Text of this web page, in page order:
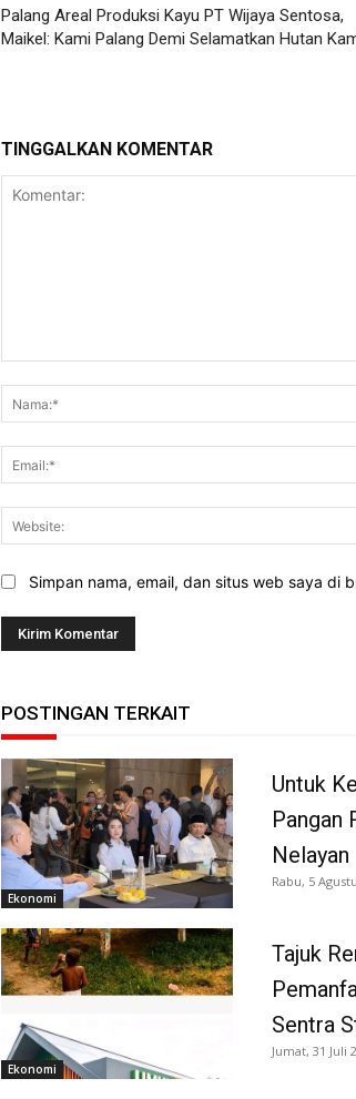
Palang Areal Produksi Kayu PT Wijaya Sentosa,
Maikel: Kami Palang Demi Selamatkan Hutan
TINGGALKAN KOMENTAR
Simpan nama, email, dan situs web saya di
POSTINGAN TERKAIT
Ekonomi
Untuk
Pangan
Nelayan
Rabu, 5
Ekonomi
Tajuk
Sentra
Jumat, 31 Juli